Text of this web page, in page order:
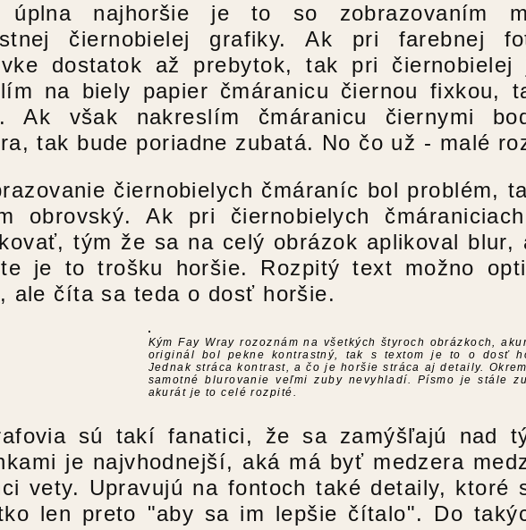
najhoršie je to so zobrazovaním
čiernobielej grafiky. Ak pri farebnej
dostatok až prebytok, tak pri
na biely papier čmáranicu čiernou fixkou,
Ak však nakreslím čmáranicu čiernymi
tak bude poriadne zubatá. No čo už - malé
čiernobielych čmáraníc bol problém,
obrovský. Ak pri čiernobielych
tým že sa na celý obrázok aplikoval
je to trošku horšie. Rozpitý text možno
ale číta sa teda o dosť horšie.
Kým Fay Wray rozoznám na všetkých štyroch obrázkoch,
originál bol pekne kontrastný, tak s textom je to o dosť
Jednak stráca kontrast, a čo je horšie stráca aj detaily.
samotné blurovanie veľmi zuby nevyhladí. Písmo je stále
akurát je to celé rozpité.
sú takí fanatici, že sa zamýšľajú nad
je najvhodnejší, aká má byť medzera
vety. Upravujú na fontoch také detaily, ktoré
len preto "aby sa im lepšie čítalo". Do